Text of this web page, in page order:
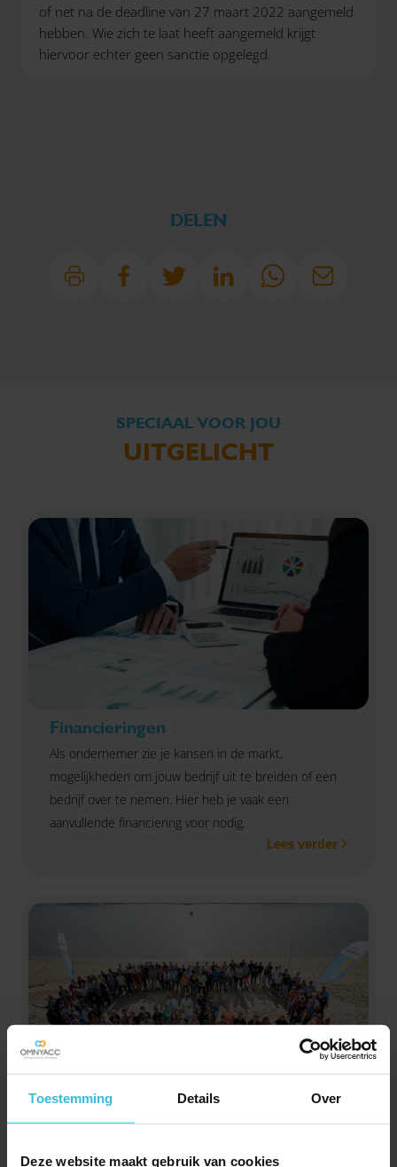
Toestemming Details Over
Deze website maakt gebruik van cookies
of net na de deadline van 27 maart 2022 aangemeld
hebben. Wie zich te laat heeft aangemeld krijgt
hiervoor echter geen sanctie opgelegd.
DELEN
SPECIAAL VOOR JOU
UITGELICHT
Financieringen
Als ondernemer zie je kansen in de markt,
mogelijkheden om jouw bedrijf uit te breiden of een
bedrijf over te nemen. Hier heb je vaak een
aanvullende financiering voor nodig.
Lees verder
Tariefkaart Werkgever en
Downloaden